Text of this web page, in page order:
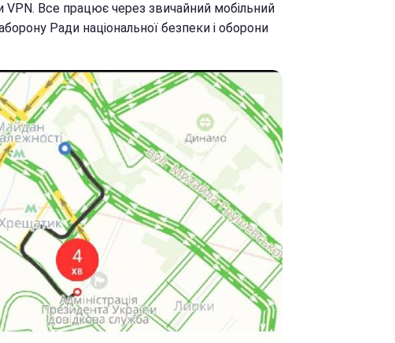
VPN. Все працює через звичайний мобільний
Ради національної безпеки і оборони